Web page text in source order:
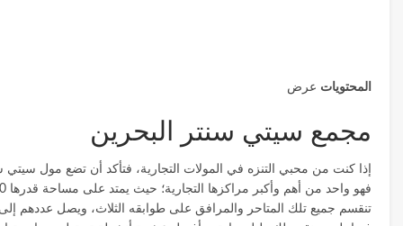
المحتويات عرض
مجمع سيتي سنتر البحرين
إذا كنت من محبي التنزه في المولات التجارية، فتأكد أن تضع مول
فهو واحد من أهم وأكبر مراكزها التجارية؛ حيث يمتد على مساحة قدرها 158000م٢، ويضم داخل تلك المساحة عددًا هائلًا من المتاجر والمطاعم والمناطق الترفيهية.
تنقسم جميع تلك المتاحر والمرافق على طوابقه الثلاث، ويصل عددهم إلى حوالي 350 متجرًا، يلبون كافة احتياجات الزائر